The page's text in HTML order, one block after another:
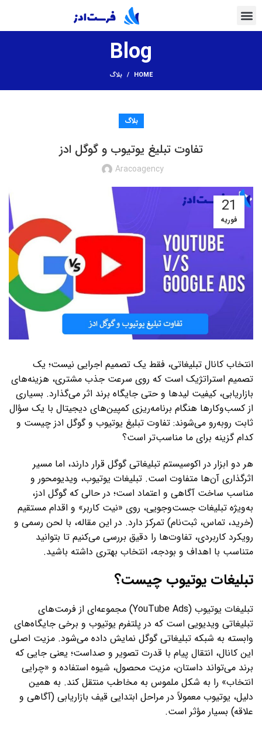
Blog
HOME بلاگ
بلاگ
تفاوت تبلیغ یوتیوب و گوگل ادز
Aracoagency
21
فوریه
انتخاب کانال تبلیغاتی، فقط یک تصمیم اجرایی نیست؛ یک
تصمیم استراتژیک است که روی سرعت جذب مشتری، هزینه‌های
بازاریابی، کیفیت لیدها و حتی جایگاه برند اثر می‌گذارد. بسیاری
از کسب‌وکارها هنگام برنامه‌ریزی کمپین‌های دیجیتال با یک سؤال
ثابت روبه‌رو می‌شوند: تفاوت تبلیغ یوتیوب و گوگل ادز چیست و
کدام گزینه برای ما مناسب‌تر است؟
هر دو ابزار در اکوسیستم تبلیغاتی گوگل قرار دارند، اما مسیر
اثرگذاری آن‌ها متفاوت است. تبلیغات یوتیوب، ویدیومحور و
مناسب ساخت آگاهی و اعتماد است؛ در حالی که گوگل ادز،
به‌ویژه تبلیغات جست‌وجویی، روی «نیت کاربر» و اقدام مستقیم
(خرید، تماس، ثبت‌نام) تمرکز دارد. در این مقاله، با لحن رسمی و
رویکرد کاربردی، تفاوت‌ها را دقیق بررسی می‌کنیم تا بتوانید
متناسب با اهداف و بودجه، انتخاب بهتری داشته باشید.
تبلیغات یوتیوب چیست؟
تبلیغات یوتیوب (YouTube Ads) مجموعه‌ای از فرمت‌های
تبلیغاتی ویدیویی است که در پلتفرم یوتیوب و برخی جایگاه‌های
وابسته به شبکه تبلیغاتی گوگل نمایش داده می‌شود. مزیت اصلی
این کانال، انتقال پیام با قدرت تصویر و صداست؛ یعنی جایی که
برند می‌تواند داستان، مزیت محصول، شیوه استفاده و «چرایی
انتخاب» را به شکل ملموس به مخاطب منتقل کند. به همین
دلیل، یوتیوب معمولاً در مراحل ابتدایی قیف بازاریابی (آگاهی و
علاقه) بسیار مؤثر است.